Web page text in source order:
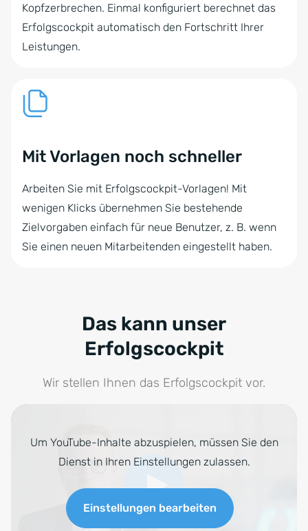
Kopfzerbrechen. Einmal konfiguriert berechnet das
Erfolgscockpit automatisch den Fortschritt Ihrer
Leistungen.
Mit Vorlagen noch schneller
Arbeiten Sie mit Erfolgscockpit-Vorlagen! Mit
wenigen Klicks übernehmen Sie bestehende
Zielvorgaben einfach für neue Benutzer, z. B. wenn
Sie einen neuen Mitarbeitenden eingestellt haben.
Das kann unser
Erfolgscockpit
Wir stellen Ihnen das Erfolgscockpit vor.
Um YouTube-Inhalte abzuspielen, müssen Sie den
Dienst in Ihren Einstellungen zulassen.
Einstellungen bearbeiten